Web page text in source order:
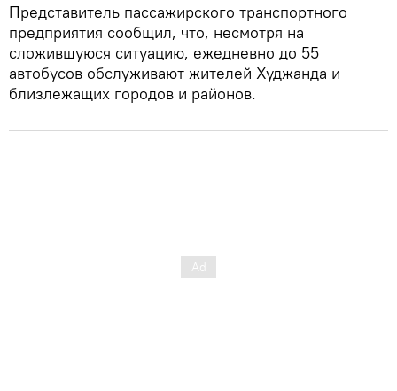
Представитель пассажирского транспортного
предприятия сообщил, что, несмотря на
сложившуюся ситуацию, ежедневно до 55
автобусов обслуживают жителей Худжанда и
близлежащих городов и районов.